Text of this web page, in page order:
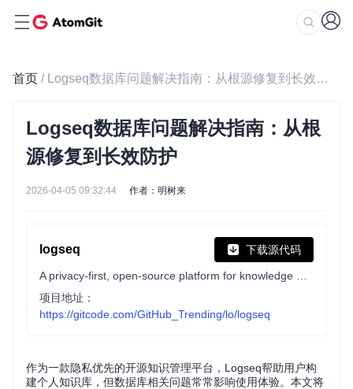
首页 / Logseq数据库问题解决指南：从根源修复到长效防护
Logseq数据库问题解决指南：从根
源修复到长效防护
2026-04-05 09:32:44 作者：明树来
logseq 下载源代码
项目地址：
https://gitcode.com/GitHub_Trending/lo/logseq
作为一款隐私优先的开源知识管理平台，Logseq帮助用户构
建个人知识库，但数据库相关问题常常影响使用体验。本文将